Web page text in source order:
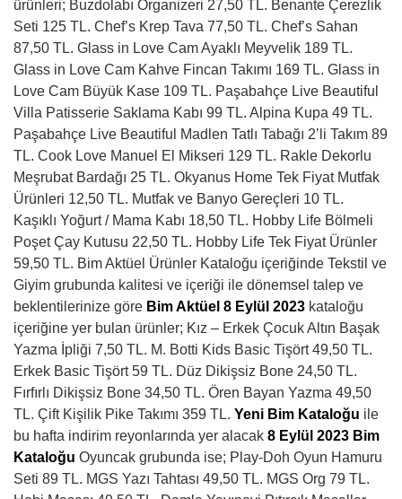
ürünleri; Buzdolabı Organizeri 27,50 TL. Benante Çerezlik
Seti 125 TL. Chef’s Krep Tava 77,50 TL. Chef’s Sahan
87,50 TL. Glass in Love Cam Ayaklı Meyvelik 189 TL.
Glass in Love Cam Kahve Fincan Takımı 169 TL. Glass in
Love Cam Büyük Kase 109 TL. Paşabahçe Live Beautiful
Villa Patisserie Saklama Kabı 99 TL. Alpina Kupa 49 TL.
Paşabahçe Live Beautiful Madlen Tatlı Tabağı 2’li Takım 89
TL. Cook Love Manuel El Mikseri 129 TL. Rakle Dekorlu
Meşrubat Bardağı 25 TL. Okyanus Home Tek Fiyat Mutfak
Ürünleri 12,50 TL. Mutfak ve Banyo Gereçleri 10 TL.
Kaşıklı Yoğurt / Mama Kabı 18,50 TL. Hobby Life Bölmeli
Poşet Çay Kutusu 22,50 TL. Hobby Life Tek Fiyat Ürünler
59,50 TL. Bim Aktüel Ürünler Kataloğu içeriğinde Tekstil ve
Giyim grubunda kalitesi ve içeriği ile dönemsel talep ve
beklentilerinize göre Bim Aktüel 8 Eylül 2023 kataloğu
içeriğine yer bulan ürünler; Kız – Erkek Çocuk Altın Başak
Yazma İpliği 7,50 TL. M. Botti Kids Basic Tişört 49,50 TL.
Erkek Basic Tişört 59 TL. Düz Dikişsiz Bone 24,50 TL.
Fırfırlı Dikişsiz Bone 34,50 TL. Ören Bayan Yazma 49,50
TL. Çift Kişilik Pike Takımı 359 TL. Yeni Bim Kataloğu ile
bu hafta indirim reyonlarında yer alacak 8 Eylül 2023 Bim
Kataloğu Oyuncak grubunda ise; Play-Doh Oyun Hamuru
Seti 89 TL. MGS Yazı Tahtası 49,50 TL. MGS Org 79 TL.